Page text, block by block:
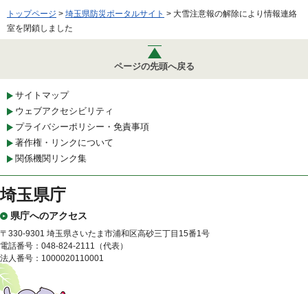
トップページ > 埼玉県防災ポータルサイト > 大雪注意報の解除により情報連絡
室を閉鎖しました
ページの先頭へ戻る
サイトマップ
ウェブアクセシビリティ
プライバシーポリシー・免責事項
著作権・リンクについて
関係機関リンク集
埼玉県庁
県庁へのアクセス
〒330-9301 埼玉県さいたま市浦和区高砂三丁目15番1号
電話番号：048-824-2111（代表）
法人番号：1000020110001